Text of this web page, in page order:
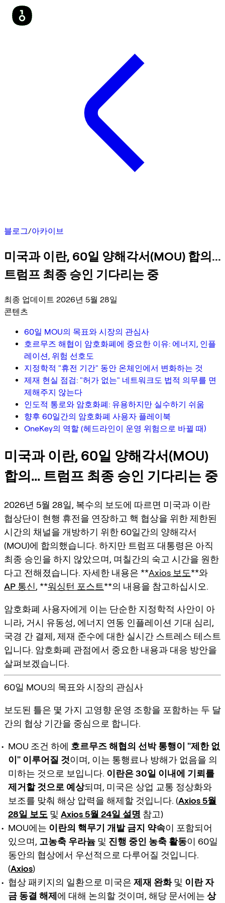
블로그/아카이브
미국과 이란, 60일 양해각서(MOU) 합의...
트럼프 최종 승인 기다리는 중
최종 업데이트 2026년 5월 28일
콘텐츠
60일 MOU의 목표와 시장의 관심사
호르무즈 해협이 암호화폐에 중요한 이유: 에너지, 인플
레이션, 위험 선호도
지정학적 "휴전 기간" 동안 온체인에서 변화하는 것
제재 현실 점검: "허가 없는" 네트워크도 법적 의무를 면
제해주지 않는다
인도적 통로와 암호화폐: 유용하지만 실수하기 쉬움
향후 60일간의 암호화폐 사용자 플레이북
OneKey의 역할 (헤드라인이 운영 위험으로 바뀔 때)
미국과 이란, 60일 양해각서(MOU)
합의... 트럼프 최종 승인 기다리는 중
2026년 5월 28일, 복수의 보도에 따르면 미국과 이란
협상단이 현행 휴전을 연장하고 핵 협상을 위한 제한된
시간의 채널을 개방하기 위한 60일간의 양해각서
(MOU)에 합의했습니다. 하지만 트럼프 대통령은 아직
최종 승인을 하지 않았으며, 며칠간의 숙고 시간을 원한
다고 전해졌습니다. 자세한 내용은 **Axios 보도**와
AP 통신, **워싱턴 포스트**의 내용을 참고하십시오.
암호화폐 사용자에게 이는 단순한 지정학적 사안이 아
니라, 거시 유동성, 에너지 연동 인플레이션 기대 심리,
국경 간 결제, 제재 준수에 대한 실시간 스트레스 테스트
입니다. 암호화폐 관점에서 중요한 내용과 대응 방안을
살펴보겠습니다.
60일 MOU의 목표와 시장의 관심사
보도된 틀은 몇 가지 고영향 운영 조항을 포함하는 두 달
간의 협상 기간을 중심으로 합니다.
MOU 조건 하에 호르무즈 해협의 선박 통행이 "제한 없
이" 이루어질 것이며, 이는 통행료나 방해가 없음을 의
미하는 것으로 보입니다. 이란은 30일 이내에 기뢰를
제거할 것으로 예상되며, 미국은 상업 교통 정상화와
보조를 맞춰 해상 압력을 해제할 것입니다. (Axios 5월
28일 보도 및 Axios 5월 24일 설명 참고)
MOU에는 이란의 핵무기 개발 금지 약속이 포함되어
있으며, 고농축 우라늄 및 진행 중인 농축 활동이 60일
동안의 협상에서 우선적으로 다루어질 것입니다.
(Axios)
협상 패키지의 일환으로 미국은 제재 완화및 이란 자
금 동결 해제에 대해 논의할 것이며, 해당 문서에는 상